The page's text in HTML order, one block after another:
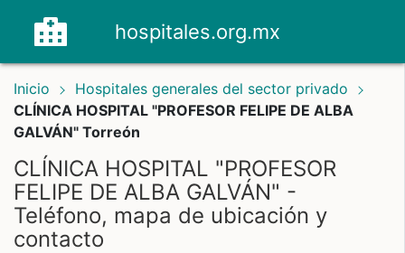
hospitales.org.mx
Inicio
Hospitales generales del sector privado
CLÍNICA HOSPITAL "PROFESOR FELIPE DE ALBA
GALVÁN" Torreón
CLÍNICA HOSPITAL "PROFESOR
FELIPE DE ALBA GALVÁN" -
Teléfono, mapa de ubicación y
contacto